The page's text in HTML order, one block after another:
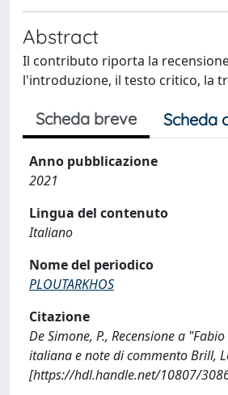
Abstract
Il contributo riporta la
l'introduzione, il testo critico, la
Scheda breve Scheda
Anno pubblicazione
2021
Lingua del contenuto
Italiano
Nome del periodico
PLOUTARKHOS
Citazione
De Simone, P., Recensione a
italiana e note di commento Brill,
[https://hdl.handle.net/10807/